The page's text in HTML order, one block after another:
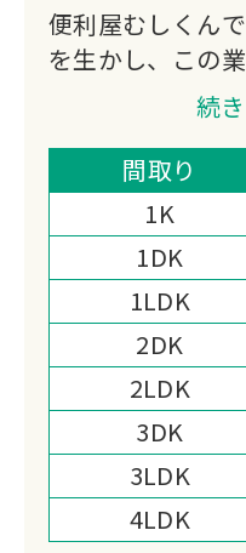
便利屋むしくん
を生かし、この
当社の様々な企
値を目指していま
続
間取り
1K
1DK
1LDK
2DK
2LDK
3DK
3LDK
4LDK